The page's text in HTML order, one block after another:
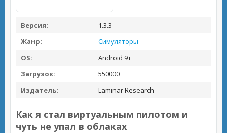
Версия:
1.3.3
Жанр:
Симуляторы
OS:
Android 9+
Загрузок:
550000
Издатель:
Laminar Research
Как я стал виртуальным пилотом и
чуть не упал в облаках